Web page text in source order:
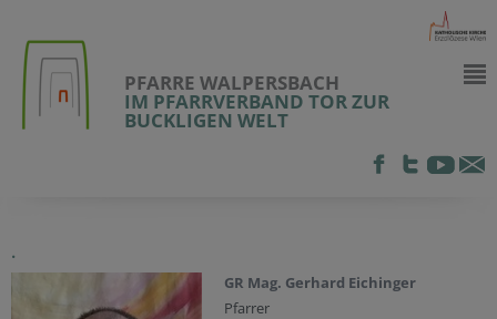
PFARRE WALPERSBACH
IM PFARRVERBAND TOR ZUR
BUCKLIGEN WELT
.
GR Mag. Gerhard Eichinger
Pfarrer